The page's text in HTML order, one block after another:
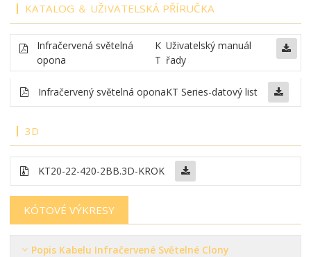
KATALOG ＆ UŽIVATELSKÁ PŘÍRUČKA
Infračervená světelná
opona
K
T
Uživatelský manuál
řady
Infračervený světelná oponaKT Series-datový list
3D
KT20-22-420-2BB.3D-KROK
KÓTOVÉ VÝKRESY
Popis Kabelu Infračervené Světelné Clony